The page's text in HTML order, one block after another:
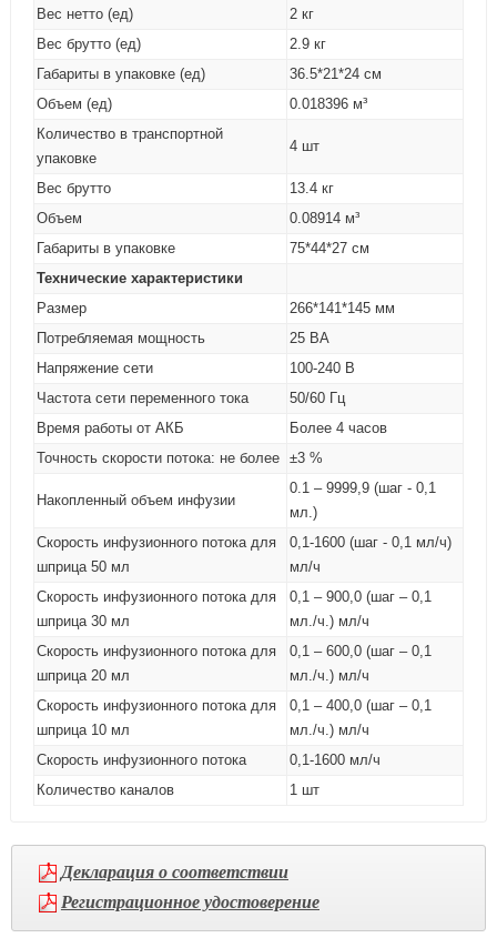
Вес нетто (ед)
2 кг
Вес брутто (ед)
2.9 кг
Габариты в упаковке (ед)
36.5*21*24 см
Объем (ед)
0.018396 м³
Количество в транспортной
упаковке
4 шт
Вес брутто
13.4 кг
Объем
0.08914 м³
Габариты в упаковке
75*44*27 см
Технические характеристики
Размер
266*141*145 мм
Потребляемая мощность
25 ВА
Напряжение сети
100-240 В
Частота сети переменного тока
50/60 Гц
Время работы от АКБ
Более 4 часов
Точность скорости потока: не более
±3 %
Накопленный объем инфузии
0.1 – 9999,9 (шаг - 0,1
мл.)
Скорость инфузионного потока для
шприца 50 мл
0,1-1600 (шаг - 0,1 мл/ч)
мл/ч
Скорость инфузионного потока для
шприца 30 мл
0,1 – 900,0 (шаг – 0,1
мл./ч.) мл/ч
Скорость инфузионного потока для
шприца 20 мл
0,1 – 600,0 (шаг – 0,1
мл./ч.) мл/ч
Скорость инфузионного потока для
шприца 10 мл
0,1 – 400,0 (шаг – 0,1
мл./ч.) мл/ч
Скорость инфузионного потока
0,1-1600 мл/ч
Количество каналов
1 шт
Декларация о соответствии
Регистрационное удостоверение